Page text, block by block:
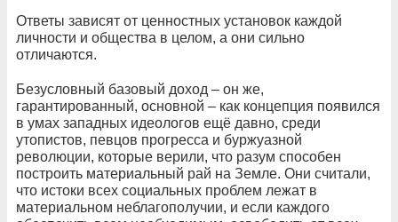
Ответы зависят от ценностных установок каждой
личности и общества в целом, а они сильно
отличаются.
Безусловный базовый доход – он же,
гарантированный, основной – как концепция появился
в умах западных идеологов ещё давно, среди
утопистов, певцов прогресса и буржуазной
революции, которые верили, что разум способен
построить материальный рай на Земле. Они считали,
что истоки всех социальных проблем лежат в
материальном неблагополучии, и если каждого